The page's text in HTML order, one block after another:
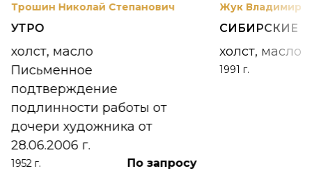
Трошин Николай Степанович
УТРО
холст, масло
Письменное
подтверждение
подлинности работы от
дочери художника от
28.06.2006 г.
1952 г. По запросу
Жук Владимир
СИБИРСКИЕ
холст, масло
1991 г.